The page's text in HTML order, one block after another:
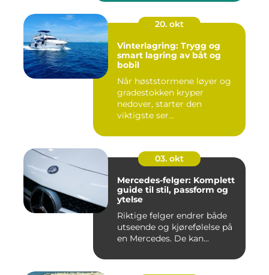
20. okt
Vinterlagring: Trygg og
smart lagring av båt og
bobil
Når høststormene løyer og
gradestokken kryper
nedover, starter den
viktigste ser...
03. okt
Mercedes-felger: Komplett
guide til stil, passform og
ytelse
Riktige felger endrer både
utseende og kjørefølelse på
en Mercedes. De kan...